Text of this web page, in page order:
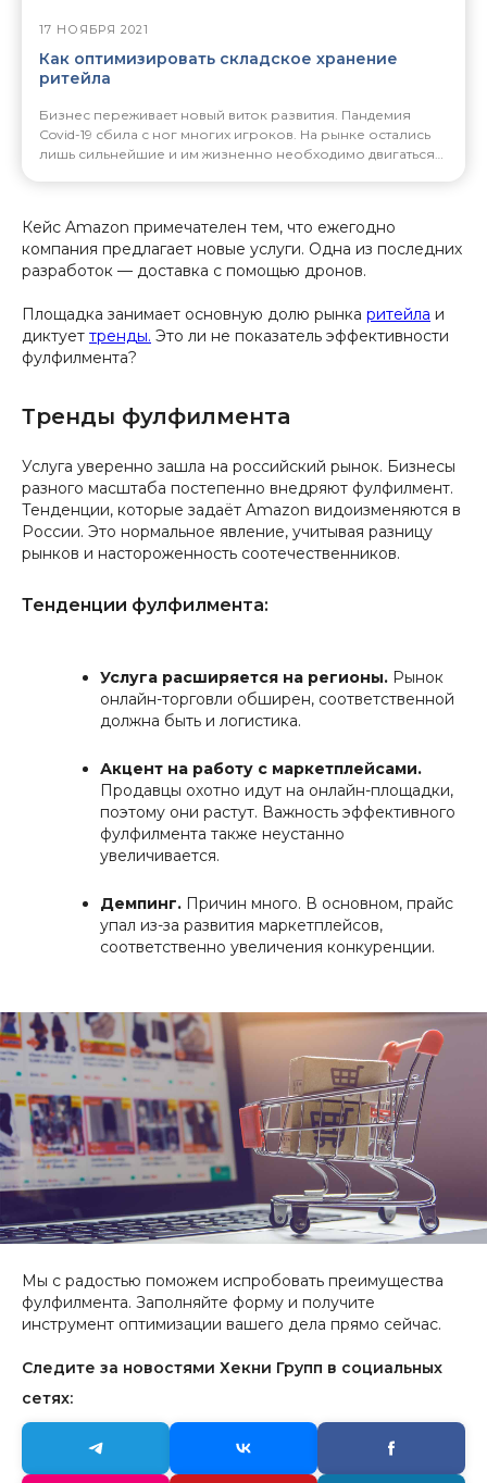
17 НОЯБРЯ 2021
Как оптимизировать складское хранение
ритейла
Бизнес переживает новый виток развития. Пандемия
Covid-19 сбила с ног многих игроков. На рынке остались
лишь сильнейшие и им жизненно необходимо двигаться
Кейс Amazon примечателен тем, что ежегодно
компания предлагает новые услуги. Одна из последних
разработок — доставка с помощью дронов.
Площадка занимает основную долю рынка ритейла и
диктует тренды. Это ли не показатель эффективности
фулфилмента?
Тренды фулфилмента
Услуга уверенно зашла на российский рынок. Бизнесы
разного масштаба постепенно внедряют фулфилмент.
Тенденции, которые задаёт Amazon видоизменяются в
России. Это нормальное явление, учитывая разницу
рынков и настороженность соотечественников.
Тенденции фулфилмента:
Услуга расширяется на регионы. Рынок
онлайн-торговли обширен, соответственной
должна быть и логистика.
Акцент на работу с маркетплейсами.
Продавцы охотно идут на онлайн-площадки,
поэтому они растут. Важность эффективного
фулфилмента также неустанно
увеличивается.
Демпинг. Причин много. В основном, прайс
упал из-за развития маркетплейсов,
соответственно увеличения конкуренции.
Мы с радостью поможем испробовать преимущества
фулфилмента. Заполняйте форму и получите
инструмент оптимизации вашего дела прямо сейчас.
Следите за новостями Хекни Групп в социальных
сетях: